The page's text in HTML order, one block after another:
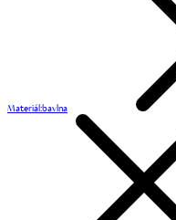
Materiál:bavlna